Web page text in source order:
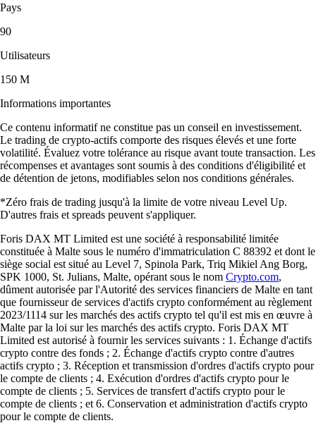
Pays
90
Utilisateurs
150 M
Informations importantes
Ce contenu informatif ne constitue pas un conseil en investissement.
Le trading de crypto-actifs comporte des risques élevés et une forte
volatilité. Évaluez votre tolérance au risque avant toute transaction. Les
récompenses et avantages sont soumis à des conditions d'éligibilité et
de détention de jetons, modifiables selon nos conditions générales.
*Zéro frais de trading jusqu'à la limite de votre niveau Level Up.
D'autres frais et spreads peuvent s'appliquer.
Foris DAX MT Limited est une société à responsabilité limitée
constituée à Malte sous le numéro d'immatriculation C 88392 et dont le
siège social est situé au Level 7, Spinola Park, Triq Mikiel Ang Borg,
SPK 1000, St. Julians, Malte, opérant sous le nom Crypto.com,
dûment autorisée par l'Autorité des services financiers de Malte en tant
que fournisseur de services d'actifs crypto conformément au règlement
2023/1114 sur les marchés des actifs crypto tel qu'il est mis en œuvre à
Malte par la loi sur les marchés des actifs crypto. Foris DAX MT
Limited est autorisé à fournir les services suivants : 1. Échange d'actifs
crypto contre des fonds ; 2. Échange d'actifs crypto contre d'autres
actifs crypto ; 3. Réception et transmission d'ordres d'actifs crypto pour
le compte de clients ; 4. Exécution d'ordres d'actifs crypto pour le
compte de clients ; 5. Services de transfert d'actifs crypto pour le
compte de clients ; et 6. Conservation et administration d'actifs crypto
pour le compte de clients.